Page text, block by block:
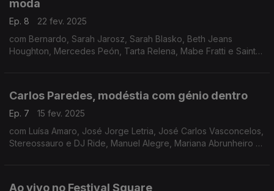
moda
Ep. 8
22 fev. 2025
com Bernardo, Sarah Jarosz, Sarah Blasko, Beth Jeans
Houghton, Mercedes Peón, Tarta Relena, Mabe Fratti e Saint
Carlos Paredes, modéstia com génio dentro
Ep. 7
15 fev. 2025
com Luísa Amaro, José Jorge Letria, José Carlos Vasconcelos,
Stereossauro e DJ Ride, Manuel Alegre, Mariana Abrunheiro e
Ao vivo no Festival Square